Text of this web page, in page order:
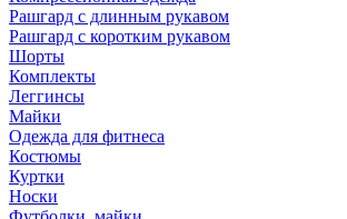
Рашгард с длинным рукавом
Рашгард с коротким рукавом
Шорты
Комплекты
Леггинсы
Майки
Одежда для фитнеса
Костюмы
Куртки
Носки